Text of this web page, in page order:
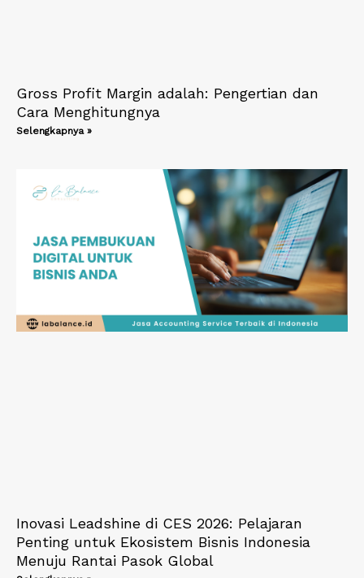
Gross Profit Margin adalah: Pengertian dan
Cara Menghitungnya
Selengkapnya »
Inovasi Leadshine di CES 2026: Pelajaran
Penting untuk Ekosistem Bisnis Indonesia
Menuju Rantai Pasok Global